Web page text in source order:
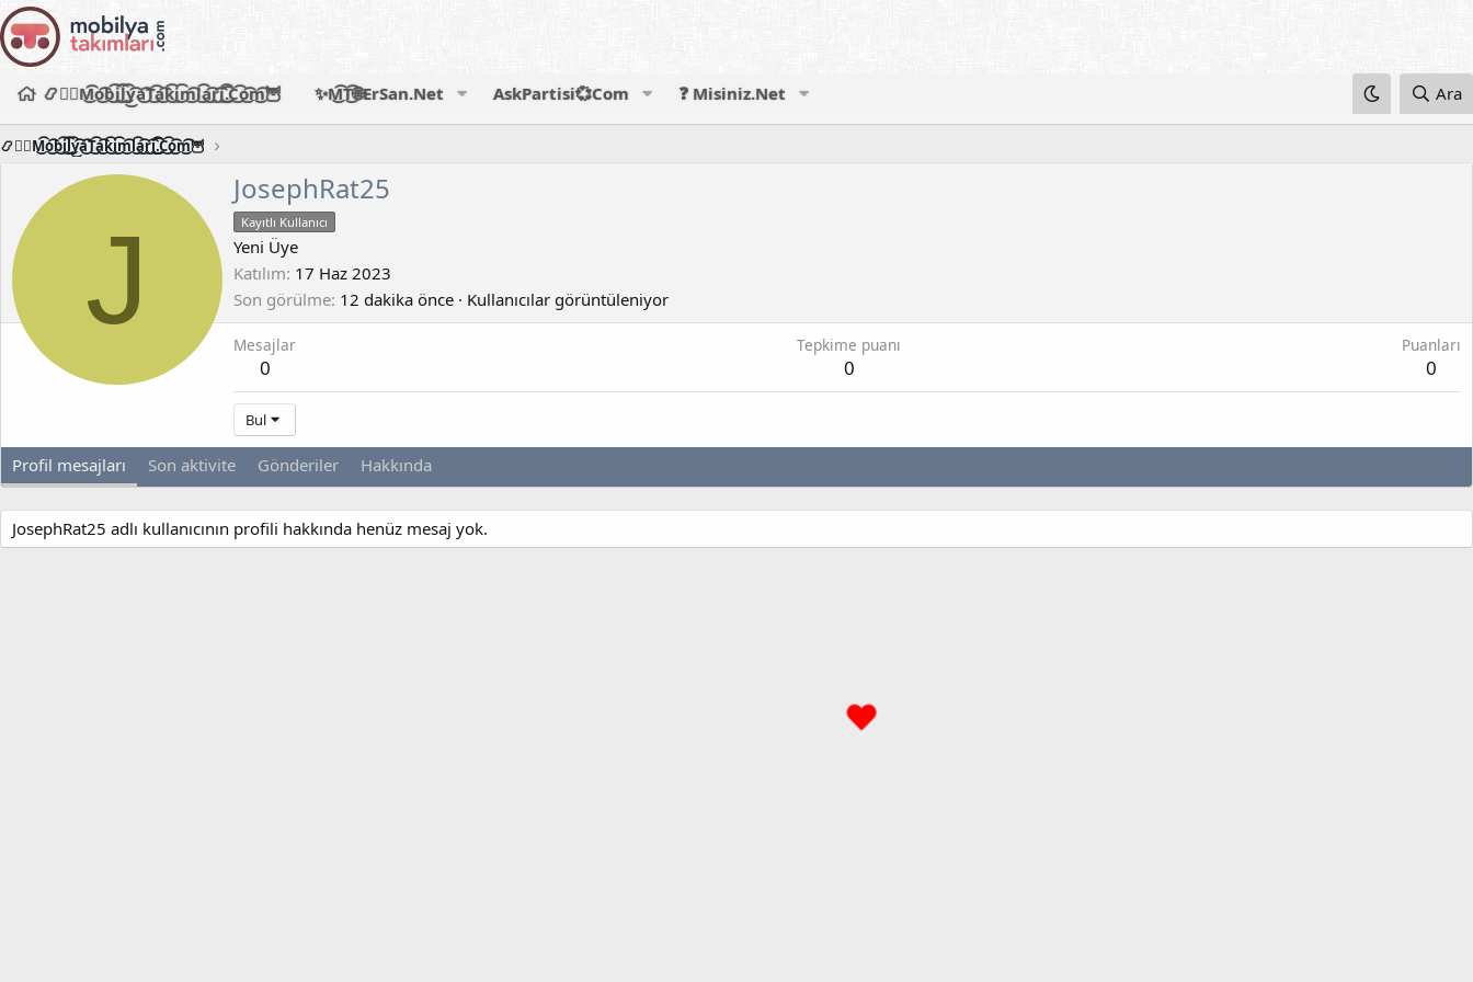
📿🧙‍♂️M͜͡o͜͡b͜͡i͜͡l͜͡y͜͡a͜͡T͜͡a͜͡k͜͡i͜͡m͜͡l͜͡a͜͡r͜͡i͜͡.͜͡C͜͡o͜͡m͜͡🦉 ✨M͜͡T͜͡🌐ErSan.Net AskPartisi💞Com ❓ Misiniz.Net Ara
📿🧙‍♂️M͜͡o͜͡b͜͡i͜͡l͜͡y͜͡a͜͡T͜͡a͜͡k͜͡i͜͡m͜͡l͜͡a͜͡r͜͡i͜͡.͜͡C͜͡o͜͡m͜͡🦉
J
JosephRat25
Kayıtlı Kullanıcı
Yeni Üye
Katılım 17 Haz 2023
Son görülme 12 dakika önce · Kullanıcılar görüntüleniyor
Mesajlar
0
Tepkime puanı
0
Puanları
0
Bul
Profil mesajları Son aktivite Gönderiler Hakkında
JosephRat25 adlı kullanıcının profili hakkında henüz mesaj yok.